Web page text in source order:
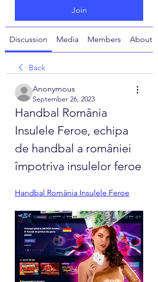
Join
Discussion Media Members About
Back
Anonymous
September 26, 2023
Handbal România
Insulele Feroe, echipa
de handbal a româniei
împotriva insulelor feroe
Handbal România Insulele Feroe